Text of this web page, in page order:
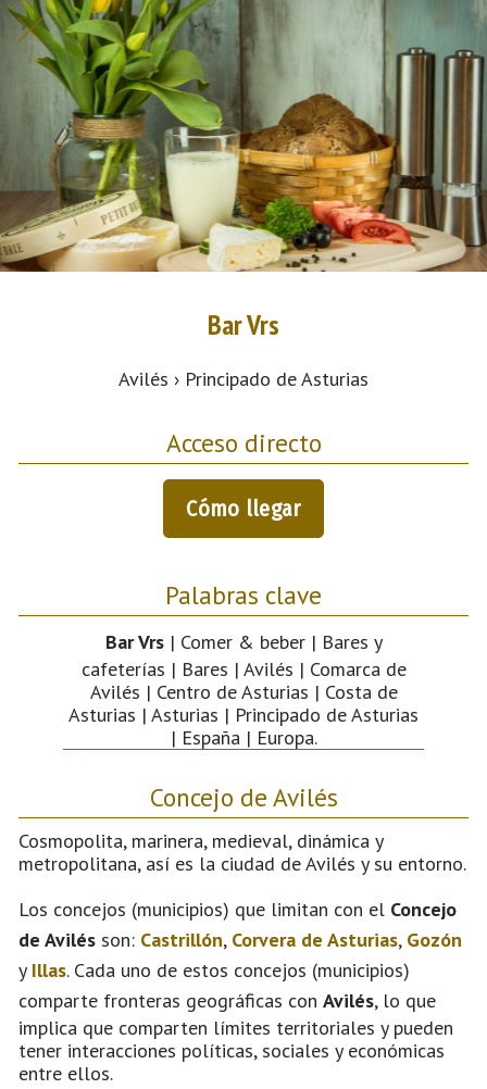
Bar Vrs
Avilés › Principado de Asturias
Acceso directo
Cómo llegar
Palabras clave
Bar Vrs| Comer & beber | Bares y
cafeterías | Bares | Avilés | Comarca de
Avilés | Centro de Asturias | Costa de
Asturias | Asturias | Principado de Asturias
| España | Europa.
Concejo de Avilés
Cosmopolita, marinera, medieval, dinámica y
metropolitana, así es la ciudad de Avilés y su entorno.
Los concejos (municipios) que limitan con el Concejo
de Avilés son: Castrillón, Corvera de Asturias, Gozón
y Illas. Cada uno de estos concejos (municipios)
comparte fronteras geográficas con Avilés, lo que
implica que comparten límites territoriales y pueden
tener interacciones políticas, sociales y económicas
entre ellos.